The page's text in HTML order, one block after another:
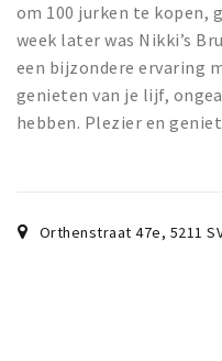
Inloggen
om 100 jurken te kopen,
week later was Nikki’s
een bijzondere ervaring
genieten van je lijf,
hebben. Plezier en
Orthenstraat 47e, 5211